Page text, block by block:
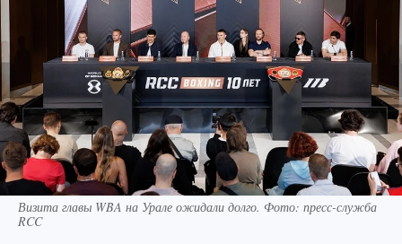
Визита главы WBA на Урале ожидали долго. Фото: пресс-служба
RCC